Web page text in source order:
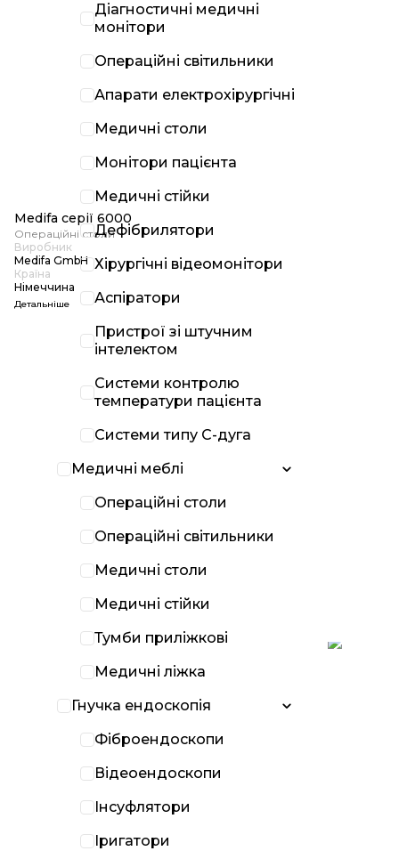
Діагностичні медичні
монітори
Операційні світильники
Апарати електрохірургічні
Медичні столи
Монітори пацієнта
Медичні стійки
Дефібрилятори
Хірургічні відеомонітори
Аспіратори
Пристрої зі штучним
інтелектом
Системи контролю
температури пацієнта
Системи типу С-дуга
Медичні меблі
Операційні столи
Операційні світильники
Медичні столи
Медичні стійки
Тумби приліжкові
Медичні ліжка
Гнучка ендоскопія
Фіброендоскопи
Відеоендоскопи
Інсуфлятори
Іригатори
Medifa серії 6000
Операційні столи
Виробник
Medifa GmbH
Країна
Німеччина
Детальніше